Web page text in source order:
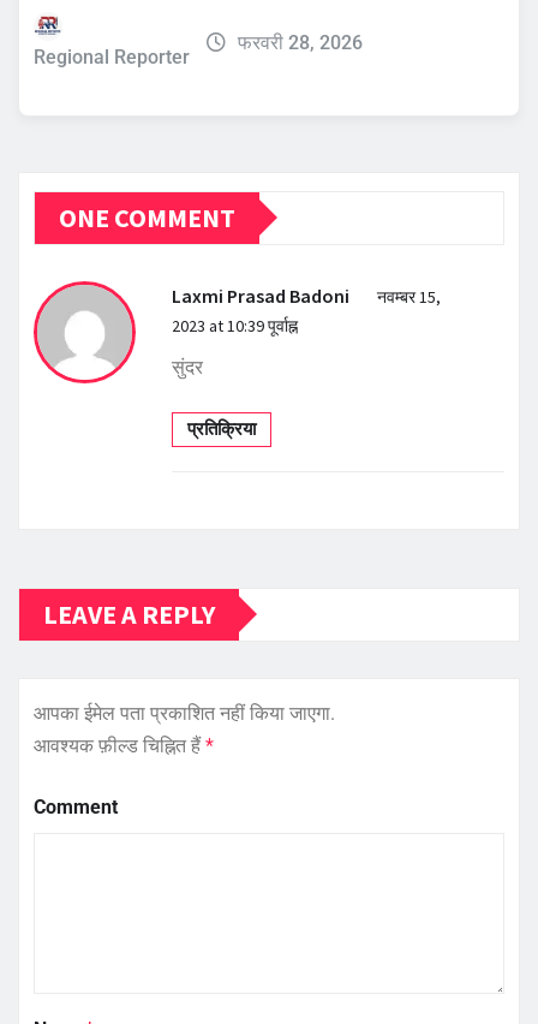
Regional Reporter
फरवरी 28, 2026
ONE COMMENT
Laxmi Prasad Badoni
नवम्बर 15,
2023 at 10:39 पूर्वाह्न
सुंदर
प्रतिक्रिया
LEAVE A REPLY
आपका ईमेल पता प्रकाशित नहीं किया जाएगा.
आवश्यक फ़ील्ड चिह्नित हैं*
Comment